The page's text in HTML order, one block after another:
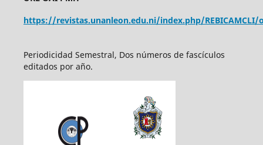
https://revistas.unanleon.edu.ni/index.php/REBICAMCLI/
Periodicidad Semestral, Dos números de fascículos
editados por año.